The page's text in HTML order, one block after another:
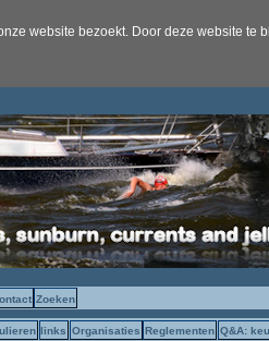
website bezoekt. Door deze website te
Zoeken
links Organisaties Reglementen Q&A: